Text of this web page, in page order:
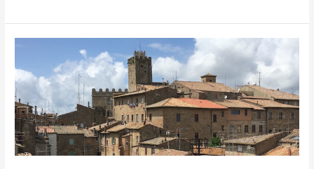
Sabaudia,
Sperlonga
Terracina
in
camper